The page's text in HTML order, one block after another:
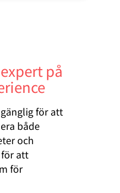
på
för att
både
och
att
för